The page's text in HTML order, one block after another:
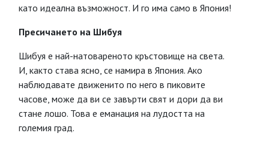
като идеална възможност. И го има само в Япония!
Пресичането на Шибуя
Шибуя е най-натовареното кръстовище на света.
И, както става ясно, се намира в Япония. Ако
наблюдавате движенито по него в пиковите
часове, може да ви се завърти свят и дори да ви
стане лошо. Това е еманация на лудостта на
големия град.